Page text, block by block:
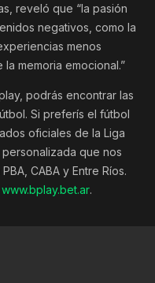
reveló que “la pasión
negativos, como la
menos
memoria emocional.”
podrás encontrar las
Si preferís el fútbol
oficiales de la Liga
que nos
CABA y Entre Ríos.
www.bplay.bet.ar.